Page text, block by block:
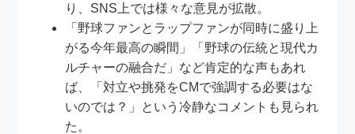
り、SNS上では様々な意見が拡散。
「野球ファンとラップファンが同時に盛り上
がる今年最高の瞬間」「野球の伝統と現代カ
ルチャーの融合だ」など肯定的な声もあれ
ば、「対立や挑発をCMで強調する必要はな
いのでは？」という冷静なコメントも見られ
た。